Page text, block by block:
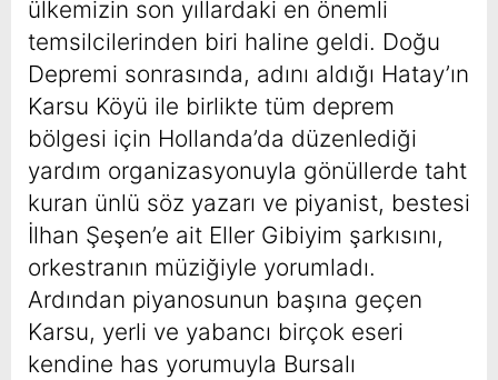
ülkemizin son yıllardaki en önemli
temsilcilerinden biri haline geldi. Doğu
Depremi sonrasında, adını aldığı Hatay’ın
Karsu Köyü ile birlikte tüm deprem
bölgesi için Hollanda’da düzenlediği
yardım organizasyonuyla gönüllerde taht
kuran ünlü söz yazarı ve piyanist, bestesi
İlhan Şeşen’e ait Eller Gibiyim şarkısını,
orkestranın müziğiyle yorumladı.
Ardından piyanosunun başına geçen
Karsu, yerli ve yabancı birçok eseri
kendine has yorumuyla Bursalı